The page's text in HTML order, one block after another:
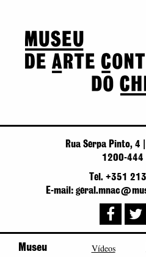
Rua Serpa Pinto, 4
1200-444
Tel. +351
E-mail:
Museu
Vídeos